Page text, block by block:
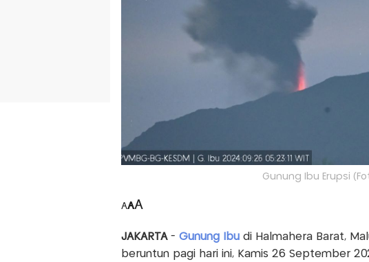
Gunung Ibu Erupsi
AAA
JAKARTA- Gunung Ibu di Halmahera Barat,
beruntun pagi hari ini, Kamis 26 September